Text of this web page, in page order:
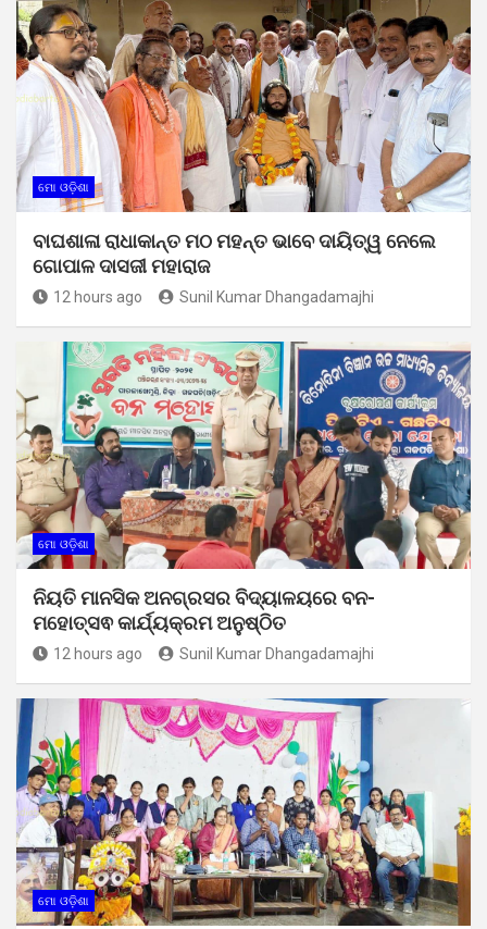
ମୋ ଓଡ଼ିଶା
ବାଘଶାଳା ରାଧାକାନ୍ତ ମଠ ମହନ୍ତ ଭାବେ ଦାୟିତ୍ୱ ନେଲେ
ଗୋପାଳ ଦାସଜୀ ମହାରାଜ
12 hours ago Sunil Kumar Dhangadamajhi
ମୋ ଓଡ଼ିଶା
ନିୟତି ମାନସିକ ଅନଗ୍ରସର ବିଦ୍ୟାଳୟରେ ବନ-
ମହୋତ୍ସଵ କାର୍ଯ୍ୟକ୍ରମ ଅନୁଷ୍ଠିତ
12 hours ago Sunil Kumar Dhangadamajhi
ମୋ ଓଡ଼ିଶା